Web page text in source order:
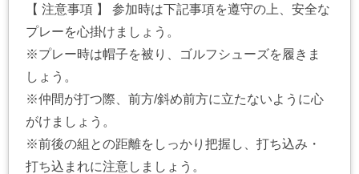
【 注意事項 】 参加時は下記事項を遵守の上、安全な
プレーを心掛けましょう。
※プレー時は帽子を被り、ゴルフシューズを履きま
しょう。
※仲間が打つ際、前方/斜め前方に立たないように心
がけましょう。
※前後の組との距離をしっかり把握し、打ち込み・
打ち込まれに注意しましょう。